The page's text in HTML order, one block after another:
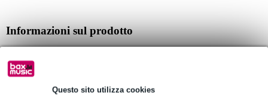
Questo sito utilizza cookies
Informazioni sul prodotto
Altoparlante PA a batteria 655 - 679 MHz